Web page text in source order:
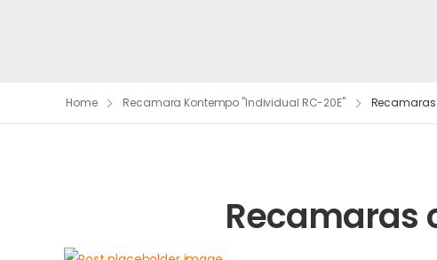
Home Recamara Kontempo "Individual RC-20E"
Recamaras